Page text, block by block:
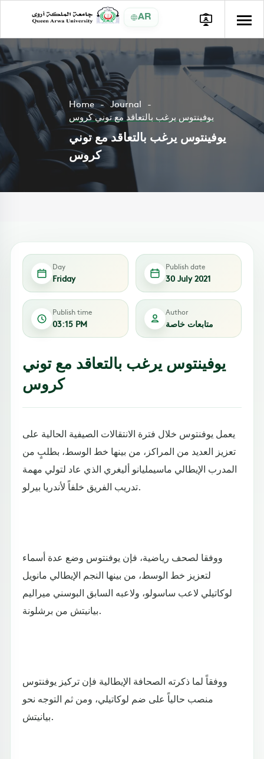
AR
Home
Journal
يوفينتوس يرغب بالتعاقد مع توني كروس
يوفينتوس يرغب بالتعاقد مع توني
كروس
Day
Friday
Publish date
30 July 2021
Publish time
03:15 PM
Author
متابعات خاصة
يوفينتوس يرغب بالتعاقد مع توني
كروس
يعمل يوفنتوس خلال فترة الانتقالات الصيفية الحالية على
تعزيز العديد من المراكز، من بينها خط الوسط، بطلبٍ من
المدرب الإيطالي ماسيمليانو أليغري الذي عاد لتولي مهمة
تدريب الفريق خلفاً لأندريا بيرلو.
ووفقا لصحف رياضية، فإن يوفنتوس وضع عدة أسماء
لتعزيز خط الوسط، من بينها النجم الإيطالي مانويل
لوكاتيلي لاعب ساسولو، ولاعبه السابق البوسني ميراليم
بيانيتش من برشلونة.
ووفقاً لما ذكرته الصحافة الإيطالية فإن تركيز يوفنتوس
منصب حالياً على ضم لوكاتيلي، ومن ثم التوجه نحو
بيانيتش.